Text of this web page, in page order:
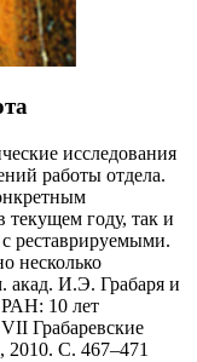
исследования
работы отдела.
году, так и
реставрируемыми.
несколько
И.Э. Грабаря и
РАН: 10 лет
Грабаревские
2010. С. 467–471